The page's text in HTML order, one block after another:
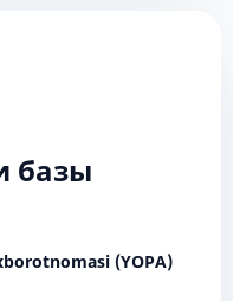
базы
(YOPA)